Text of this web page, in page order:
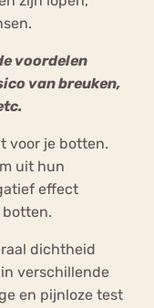
voordelen
van breuken,
voor je botten.
uit hun
effect
botten.
dichtheid
verschillende
en pijnloze test